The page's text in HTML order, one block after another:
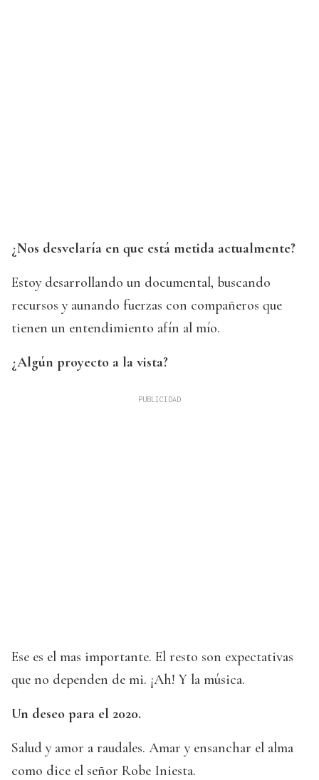
¿Nos desvelaría en que está metida actualmente?
Estoy desarrollando un documental, buscando
recursos y aunando fuerzas con compañeros que
tienen un entendimiento afín al mío.
¿Algún proyecto a la vista?
Ese es el mas importante. El resto son expectativas
que no dependen de mi. ¡Ah! Y la música.
Un deseo para el 2020.
Salud y amor a raudales. Amar y ensanchar el alma
como dice el señor Robe Iniesta.